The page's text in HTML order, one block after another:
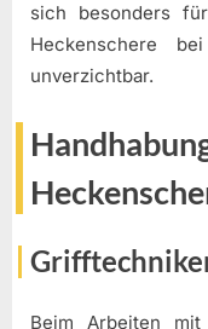
sich besonders
Heckenschere
unverzichtbar.
Beim Arbeiten